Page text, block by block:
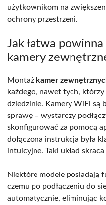
użytkownikom na
ochrony przestrzeni.
Jak łatwa
kamery
Montaż kamer
każdego, nawet tych,
dziedzinie. Kamery WiFi są
sprawę – wystarczy
skonfigurować za pomocą
dołączona instrukcja była
intuicyjne. Taki układ
Niektóre modele posiadają
czemu po podłączeniu do
automatycznie, eliminując